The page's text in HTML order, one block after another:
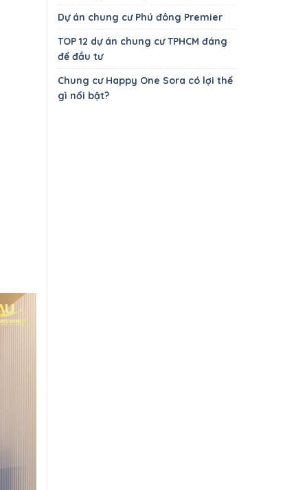
Dự án chung cư Phú đông Premier
TOP 12 dự án chung cư TPHCM đáng
để đầu tư
Chung cư Happy One Sora có lợi thể
gì nổi bật?